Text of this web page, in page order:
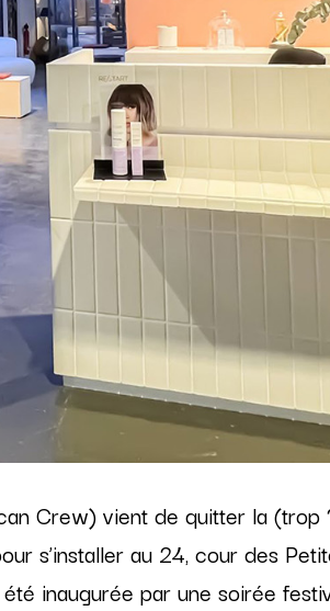
2020
Crew) vient de quitter la (trop
s’installer au 24, cour des
inaugurée par une soirée